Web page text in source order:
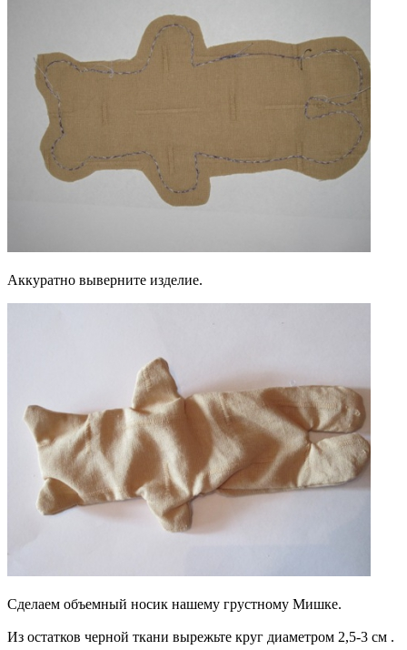
Аккуратно выверните изделие.
Сделаем объемный носик нашему грустному Мишке.
Из остатков черной ткани вырежьте круг диаметром 2,5-3 см .